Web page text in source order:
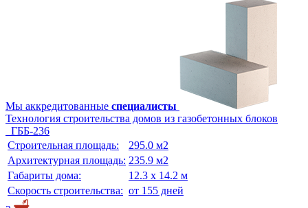
Мы аккредитованные специалисты
Технология строительства домов из газобетонных блоков
ГББ-236
Строительная площадь:
295.0 м2
Архитектурная площадь: 235.9 м2
Габариты дома:
12.3 х 14.2 м
Скорость строительства: от 155 дней